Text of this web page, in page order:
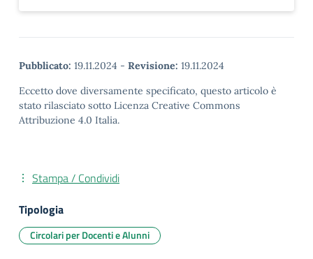
Pubblicato: 19.11.2024 - Revisione: 19.11.2024
Eccetto dove diversamente specificato, questo articolo è
stato rilasciato sotto Licenza Creative Commons
Attribuzione 4.0 Italia.
Stampa / Condividi
Tipologia
Circolari per Docenti e Alunni